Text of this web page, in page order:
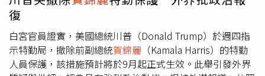
令調查白宮文件簽署是否使用「自動筆」，引發更多爭議。
癌症對拜登家族而言並非陌生議題，其子博拜登（Beau
Biden）於2015年因腦癌去世，吉兒拜登也曾接受癌變切除
手術。拜登曾在社群媒體上寫道：「癌症影響著我們所有
人，我們在受傷的地方會變得更加堅強。」另一方面，現任
復
白宮官員證實，美國總統川普（Donald Trump）於週四指
示特勤局，撤除前副總統賀錦麗 （Kamala Harris）的特勤
人員保護，該措施預計將於9月起正式生效。此舉引發外界